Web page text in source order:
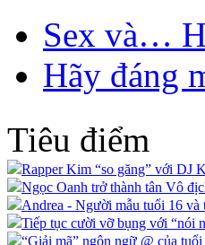
Sex và…
Hãy đáng
Tiêu điểm
Rapper Kim “so găng” với DJ
Ngọc Oanh trở thành tân Vô
Andrea - Người mẫu tuổi 16 và
Tiếp tục cười vỡ bụng với “nói
“Giải mã” ngôn ngữ @ của tuổi